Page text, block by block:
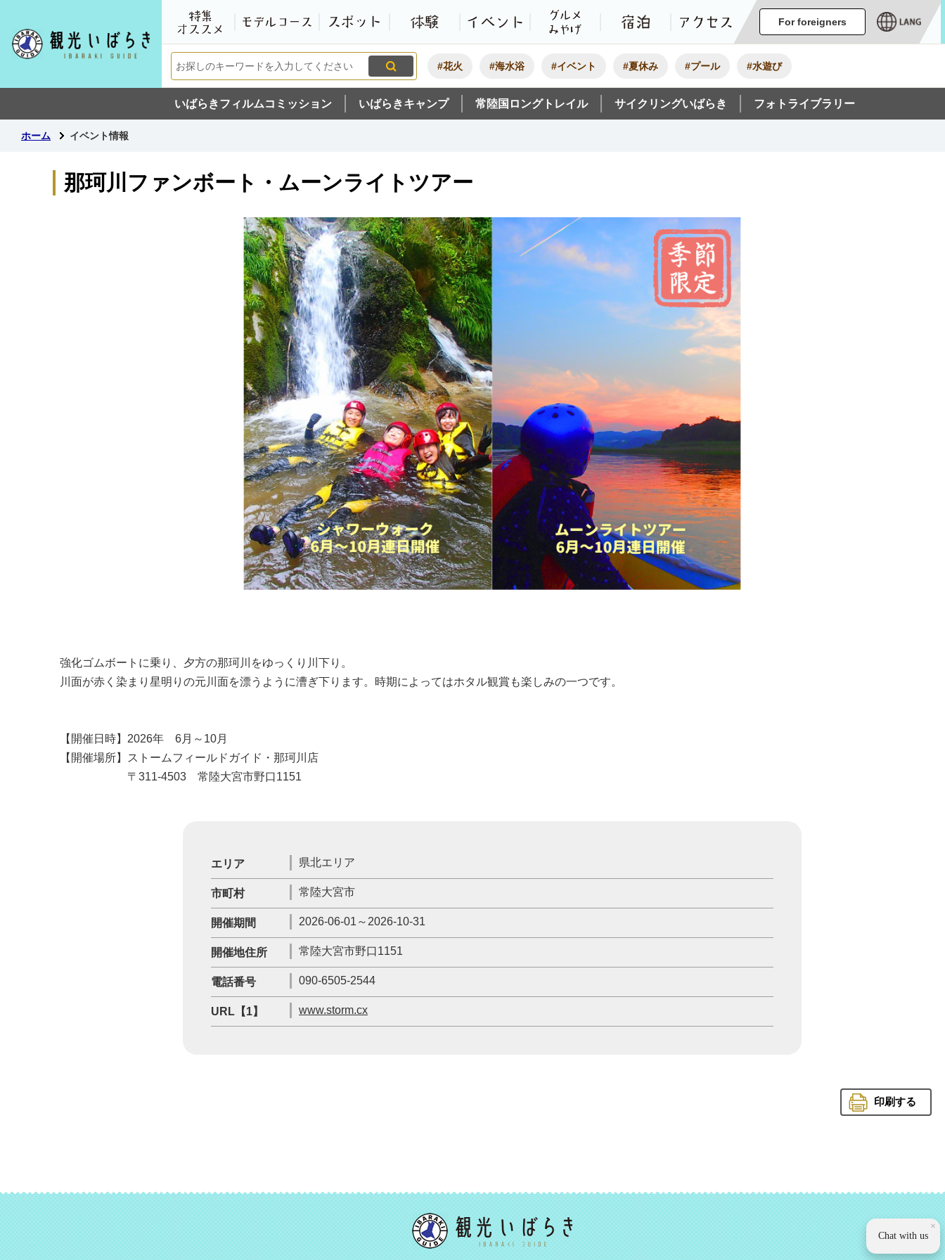
観光いばらき公式ホームページ
特集・オススメ
モデルコーススポット 体験 イベント グルメ・みやげ宿泊 アクセス
For foreigners
#花火 #海水浴 #イベント #夏休み #プール #水遊び
いばらきフィルムコミッション いばらきキャンプ 常陸国ロングトレイル サイクリングいばらき フォトライブラリー
ホーム イベント情報
那珂川ファンボート・ムーンライトツアー
強化ゴムボートに乗り、夕方の那珂川をゆっくり川下り。
川面が赤く染まり星明りの元川面を漂うように漕ぎ下ります。時期によってはホタル観賞も楽しみの一つです。
【開催日時】2026年 6月～10月
【開催場所】ストームフィールドガイド・那珂川店
〒311-4503 常陸大宮市野口1151
エリア 県北エリア
市町村 常陸大宮市
開催期間 2026-06-01～2026-10-31
開催地住所 常陸大宮市野口1151
電話番号 090-6505-2544
URL【1】 www.storm.cx
印刷する
観光いば
×
Chat with us